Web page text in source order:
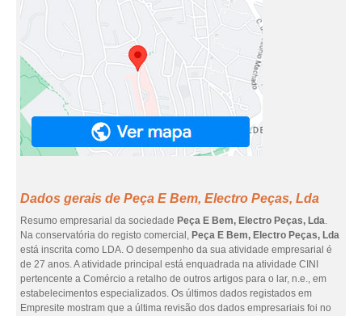
Dados gerais de Peça E Bem, Electro Peças, Lda
Resumo empresarial da sociedade Peça E Bem, Electro Peças, Lda.
Na conservatória do registo comercial, Peça E Bem, Electro Peças, Lda
está inscrita como LDA. O desempenho da sua atividade empresarial é
de 27 anos. A atividade principal está enquadrada na atividade CINI
pertencente a Comércio a retalho de outros artigos para o lar, n.e., em
estabelecimentos especializados. Os últimos dados registados em
Empresite mostram que a última revisão dos dados empresariais foi no